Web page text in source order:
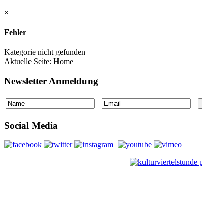
×
Fehler
Kategorie nicht gefunden
Aktuelle Seite: Home
Newsletter Anmeldung
Social Media